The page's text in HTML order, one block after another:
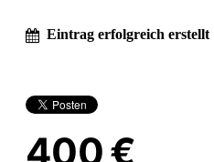
Eintrag erfolgreich erstellt
400 €